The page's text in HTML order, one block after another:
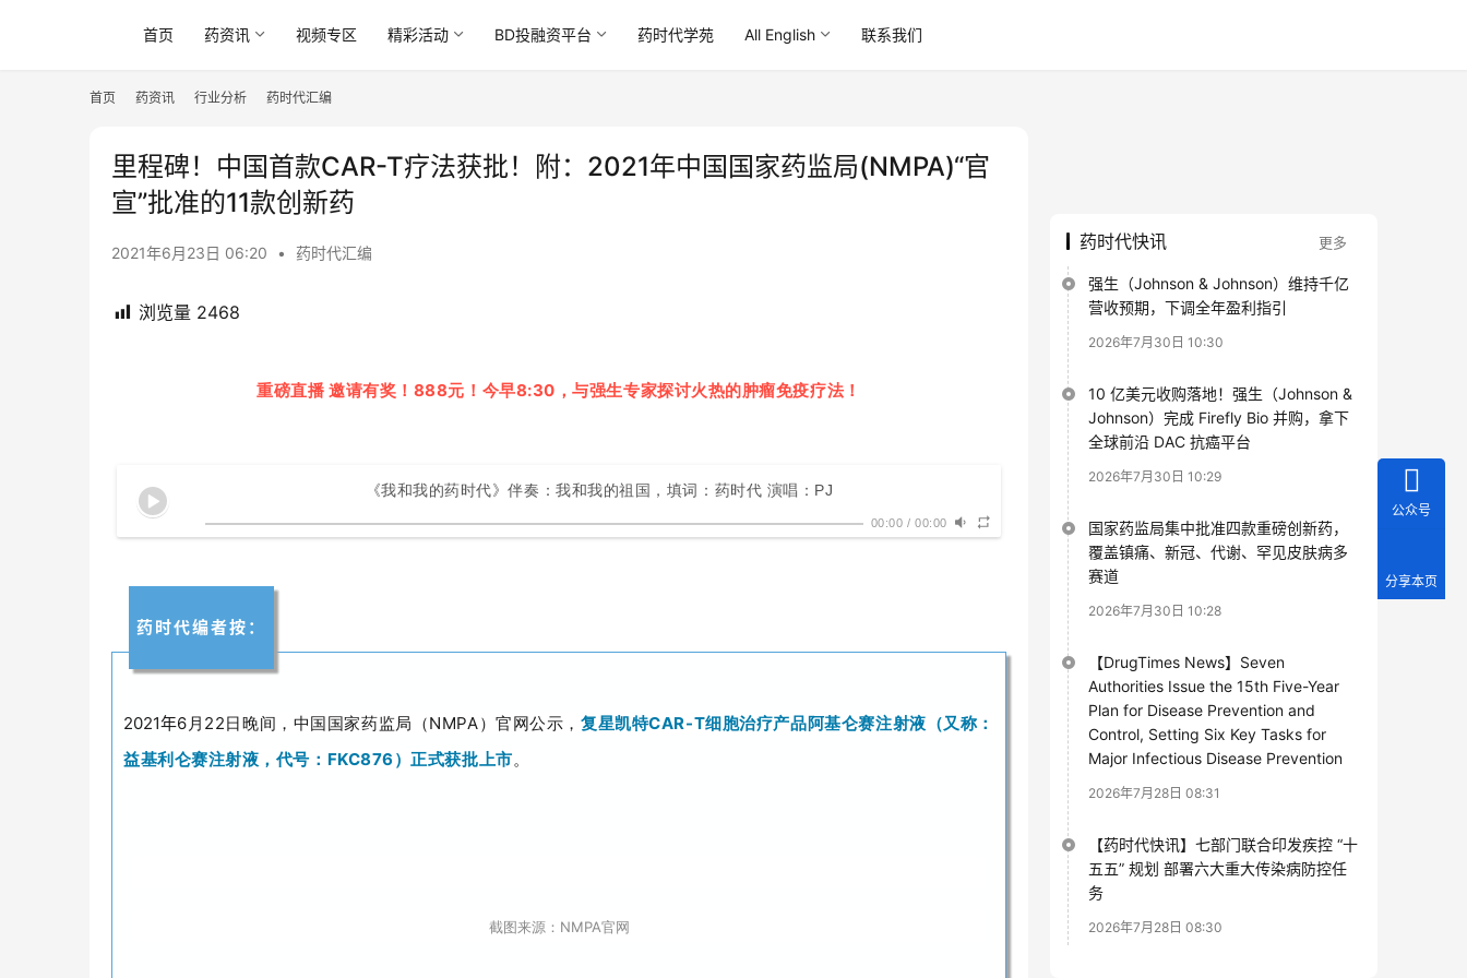
首页 药资讯 视频专区 精彩活动 BD投融资平台 药时代学苑 All English 联系我们
首页 药资讯 行业分析 药时代汇编
里程碑！中国首款CAR-T疗法获批！附：2021年中国国家药监局(NMPA)“官
宣”批准的11款创新药
2021年6月23日 06:20 • 药时代汇编
浏览量 2468
重磅直播 邀请有奖！888元！今早8:30，与强生专家探讨火热的肿瘤免疫疗法！
《我和我的药时代》伴奏：我和我的祖国，填词：药时代 演唱：PJ
00:00 /00:00
药时代编者按：
2021年6月22日晚间， 中国国家药监局（NMPA）官网公示，复星凯特CAR-T细胞治疗产品阿基仑赛注射液（又称：
益基利仑赛注射液，代号：FKC876）正式获批上市。
截图来源：NMPA官网
药时代快讯 更多
强生（Johnson & Johnson）维持千亿
营收预期，下调全年盈利指引
2026年7月30日 10:30
10 亿美元收购落地！强生（Johnson &
Johnson）完成 Firefly Bio 并购，拿下
全球前沿 DAC 抗癌平台
2026年7月30日 10:29
国家药监局集中批准四款重磅创新药，
覆盖镇痛、新冠、代谢、罕见皮肤病多
赛道
2026年7月30日 10:28
【DrugTimes News】Seven
Authorities Issue the 15th Five-Year
Plan for Disease Prevention and
Control, Setting Six Key Tasks for
Major Infectious Disease Prevention
2026年7月28日 08:31
【药时代快讯】七部门联合印发疾控 “十
五五” 规划 部署六大重大传染病防控任
务
2026年7月28日 08:30
公众号
分享本页